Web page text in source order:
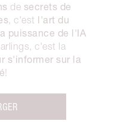
de secrets de
, c'est l'art du
puissance de l'IA
c'est la
s'informer sur la
!